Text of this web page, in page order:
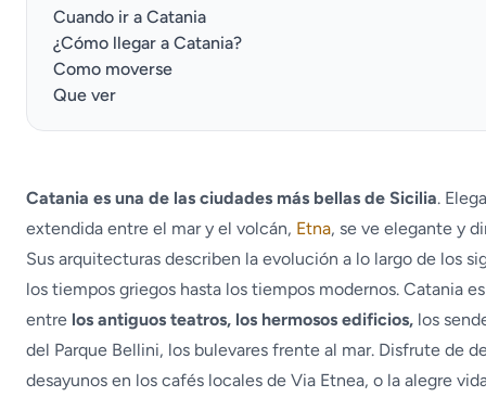
Cuando ir a Catania
¿Cómo llegar a Catania?
Como moverse
Que ver
Catania es una de las ciudades más bellas de Sicilia.
extendida entre el mar y el volcán, Etna, se ve elegante y
Sus arquitecturas describen la evolución a lo largo de los
los tiempos griegos hasta los tiempos modernos. Catania
entre los antiguos teatros, los hermosos edificios, los
del Parque Bellini, los bulevares frente al mar. Disfrute de
desayunos en los cafés locales de Via Etnea, o la alegre